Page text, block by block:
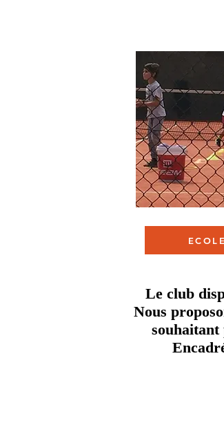
Le club
Nous
souhaitant